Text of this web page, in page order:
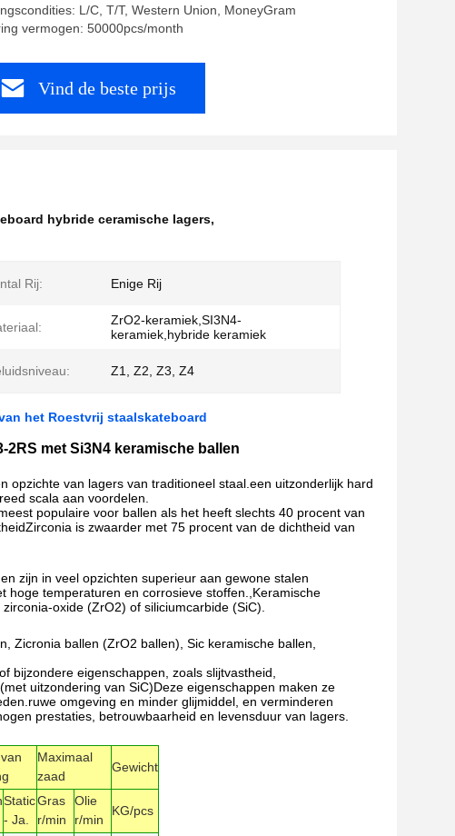
L/C, T/T, Western Union, MoneyGram
vermogen: 50000pcs/month
Vind de beste prijs
hybride ceramische lagers,
Rij: Enige Rij
ZrO2-keramiek,SI3N4-
keramiek,hybride keramiek
Z1, Z2, Z3, Z4
het Roestvrij staalskateboard
met Si3N4 keramische ballen
opzichte van lagers van traditioneel staal.een uitzonderlijk hard
scala aan voordelen.
populaire voor ballen als het heeft slechts 40 procent van
is zwaarder met 75 procent van de dichtheid van
zijn in veel opzichten superieur aan gewone stalen
hoge temperaturen en corrosieve stoffen.,Keramische
oxide (ZrO2) of siliciumcarbide (SiC).
Zicronia ballen (ZrO2 ballen), Sic keramische ballen,
bijzondere eigenschappen, zoals slijtvastheid,
uitzondering van SiC)Deze eigenschappen maken ze
omgeving en minder glijmiddel, en verminderen
prestaties, betrouwbaarheid en levensduur van lagers.
Maximaal
zaad
Gewicht
Static
- Ja.
Gras
r/min
Olie
r/min
KG/pcs